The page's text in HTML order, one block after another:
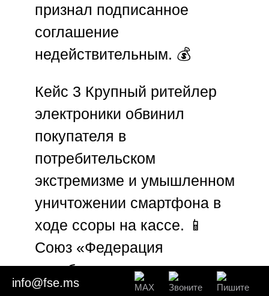
признал подписанное
соглашение
недействительным. 💰
Кейс 3 Крупный ритейлер
электроники обвинил
покупателя в
потребительском
экстремизме и умышленном
уничтожении смартфона в
ходе ссоры на кассе. 📱
Союз «Федерация
судебных экспертов»
изучил видеозапись
info@fse.ms